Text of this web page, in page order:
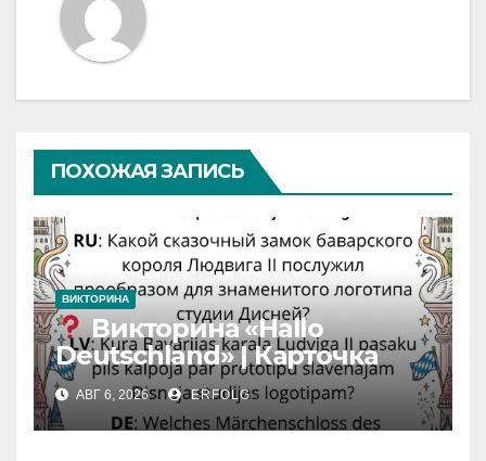
ПОХОЖАЯ ЗАПИСЬ
ВИКТОРИНА
Викторина «Hallo
Deutschland» | Карточка
№46
Замок вдохновения
Iedvesmas pils / Schloss der
АВГ 6, 2026 ERFOLG